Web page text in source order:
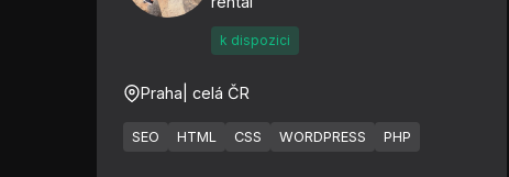
k dispozici
Praha | celá ČR
SEO HTML CSS WORDPRESS PHP